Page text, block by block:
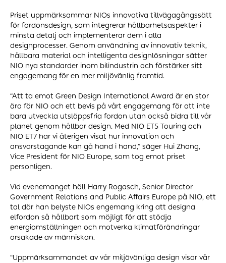
Priset uppmärksammar NIOs innovativa tillvägagångssätt
för fordonsdesign, som integrerar hållbarhetsaspekter i
minsta detalj och implementerar dem i alla
designprocesser. Genom användning av innovativ teknik,
hållbara material och intelligenta designlösningar sätter
NIO nya standarder inom bilindustrin och förstärker sitt
engagemang för en mer miljövänlig framtid.
“Att ta emot Green Design International Award är en stor
ära för NIO och ett bevis på vårt engagemang för att inte
bara utveckla utsläppsfria fordon utan också bidra till vår
planet genom hållbar design. Med NIO ET5 Touring och
NIO ET7 har vi återigen visat hur innovation och
ansvarstagande kan gå hand i hand,” säger Hui Zhang,
Vice President för NIO Europe, som tog emot priset
personligen.
Vid evenemanget höll Harry Rogasch, Senior Director
Government Relations and Public Affairs Europe på NIO, ett
tal där han belyste NIOs engemang kring att designa
elfordon så hållbart som möjligt för att stödja
energiomställningen och motverka klimatförändringar
orsakade av människan.
“Uppmärksammandet av vår miljövänliga design visar vår